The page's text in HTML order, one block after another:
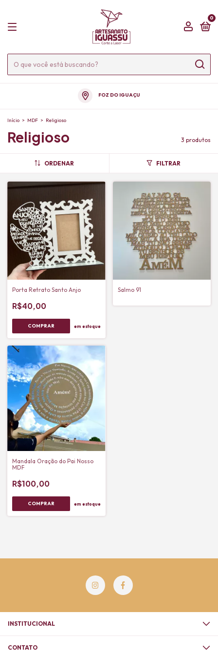
0
FOZ DO IGUAÇU
Início > MDF > Religioso
Religioso 3 produtos
ORDENAR FILTRAR
Porta Retrato Santo Anjo
R$40,00
em estoque
Salmo 91
Mandala Oração do Pai Nosso
MDF
R$100,00
em estoque
INSTITUCIONAL
CONTATO